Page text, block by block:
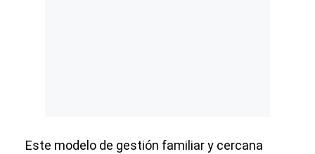
Este modelo de gestión familiar y cercana